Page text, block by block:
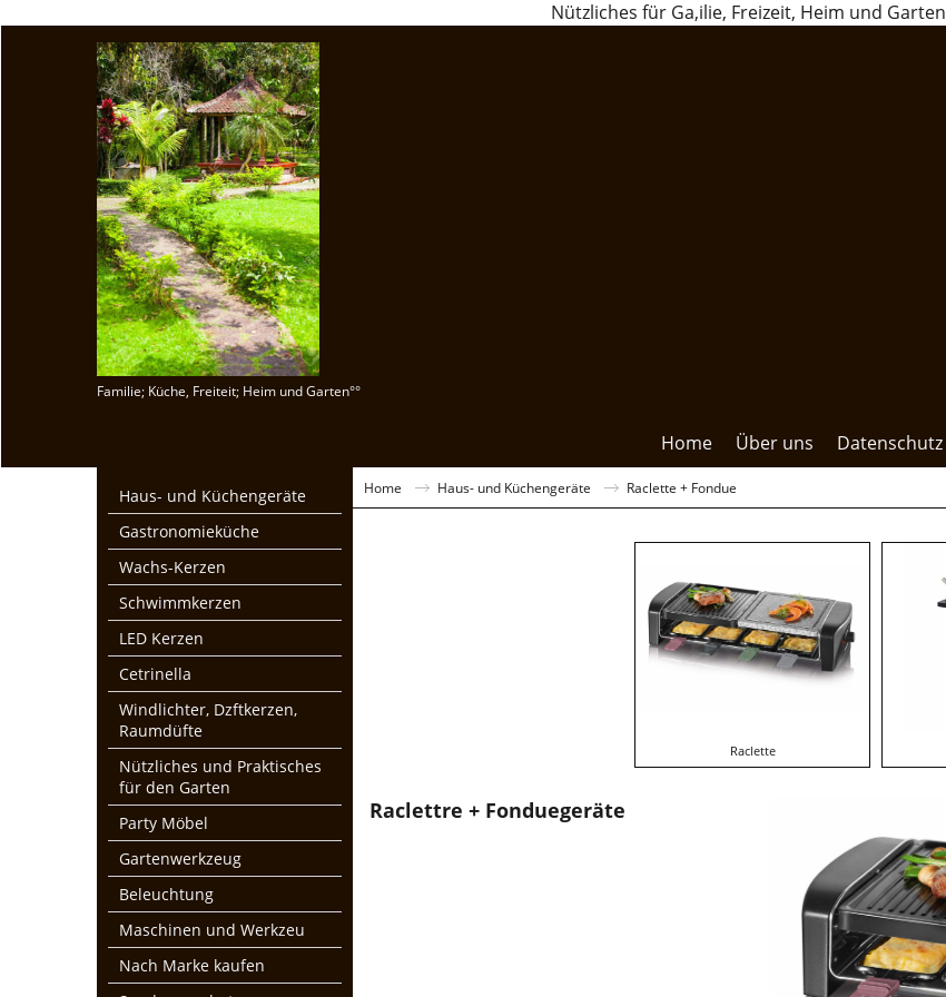
Nützliches für Ga,ilie, Freizeit, Heim und Garten
Familie; Küche, Freiteit; Heim und Garten°°
Home Über uns Datenschutz
Haus- und Küchengeräte
Gastronomieküche
Wachs-Kerzen
Schwimmkerzen
LED Kerzen
Cetrinella
Windlichter, Dzftkerzen,
Raumdüfte
Nützliches und Praktisches
für den Garten
Party Möbel
Gartenwerkzeug
Beleuchtung
Maschinen und Werkzeu
Nach Marke kaufen
Home Haus- und Küchengeräte Raclette + Fondue
Raclette
Raclettre + Fonduegeräte